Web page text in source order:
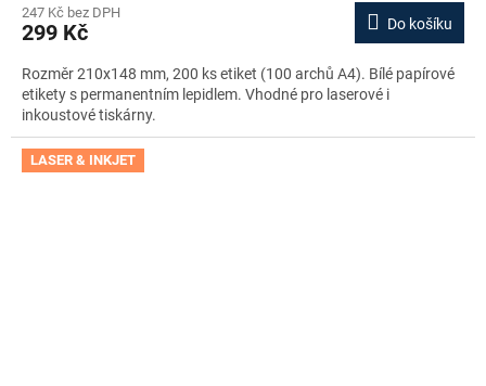
247 Kč bez DPH
299 Kč Do košíku
Rozměr 210x148 mm, 200 ks etiket (100 archů A4). Bílé papírové
etikety s permanentním lepidlem. Vhodné pro laserové i
inkoustové tiskárny.
LASER & INKJET